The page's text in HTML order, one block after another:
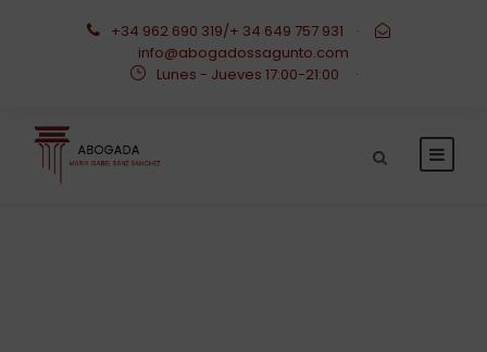
+34 962 690 319/+ 34 649 757 931
·
info@abogadossagunto.com
Lunes - Jueves 17:00-21:00
·